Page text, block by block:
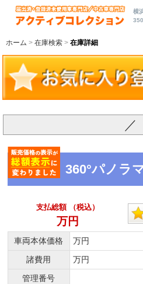
横
ホーム 在庫検索 在庫詳細
／
360°パノラ
支払総額 （税込）
万円
車両本体価格
万円
諸費用
万円
管理番号